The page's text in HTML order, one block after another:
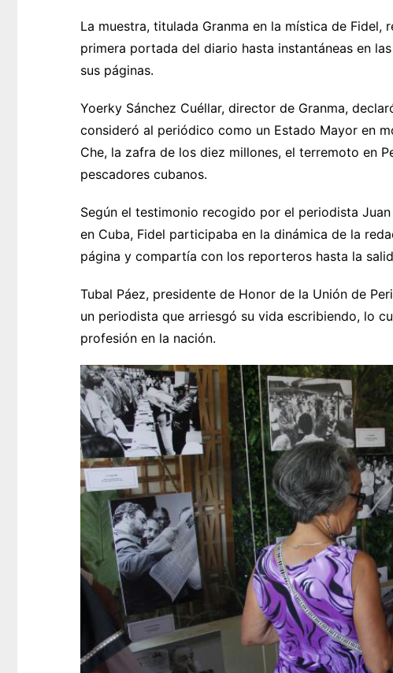
La muestra, titulada Granma en la mística de Fidel,
primera portada del diario hasta instantáneas en
sus páginas.
Yoerky Sánchez Cuéllar, director de Granma,
consideró al periódico como un Estado Mayor en
Che, la zafra de los diez millones, el terremoto en
pescadores cubanos.
Según el testimonio recogido por el periodista
en Cuba, Fidel participaba en la dinámica de la
página y compartía con los reporteros hasta la
Tubal Páez, presidente de Honor de la Unión de
un periodista que arriesgó su vida escribiendo, lo
profesión en la nación.